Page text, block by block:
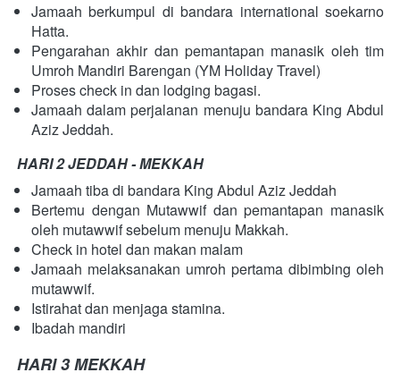
Jamaah berkumpul di bandara international soekarno
Hatta.
Pengarahan akhir dan pemantapan manasik oleh tim
Umroh Mandiri Barengan (YM Holiday Travel)
Proses check in dan lodging bagasi.
Jamaah dalam perjalanan menuju bandara King Abdul
Aziz Jeddah.
HARI 2 JEDDAH - MEKKAH
Jamaah tiba di bandara King Abdul Aziz Jeddah
Bertemu dengan Mutawwif dan pemantapan manasik
oleh mutawwif sebelum menuju Makkah.
Check in hotel dan makan malam
Jamaah melaksanakan umroh pertama dibimbing oleh
mutawwif.
Istirahat dan menjaga stamina.
Ibadah mandiri
HARI 3 MEKKAH